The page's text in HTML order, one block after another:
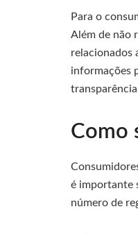
Para o
Além de não
relacionados
informações
Como
é importante
número de